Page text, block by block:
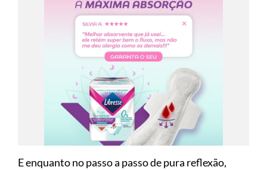
E enquanto no passo a passo de pura reflexão,